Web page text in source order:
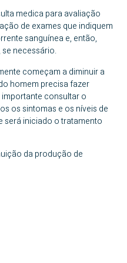
medica para avaliação
de exames que indiquem
sanguínea e, então,
necessário.
começam a diminuir a
homem precisa fazer
consultar o
os sintomas e os níveis de
será iniciado o tratamento
da produção de